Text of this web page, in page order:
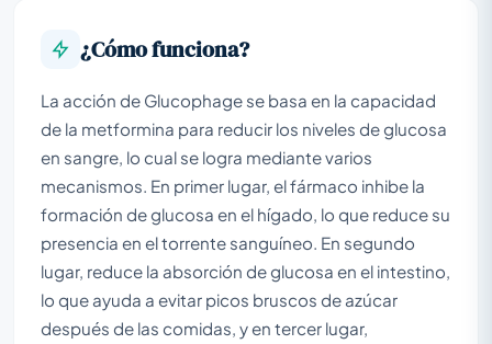
¿Cómo funciona?
La acción de Glucophage se basa en la capacidad
de la metformina para reducir los niveles de glucosa
en sangre, lo cual se logra mediante varios
mecanismos. En primer lugar, el fármaco inhibe la
formación de glucosa en el hígado, lo que reduce su
presencia en el torrente sanguíneo. En segundo
lugar, reduce la absorción de glucosa en el intestino,
lo que ayuda a evitar picos bruscos de azúcar
después de las comidas, y en tercer lugar,